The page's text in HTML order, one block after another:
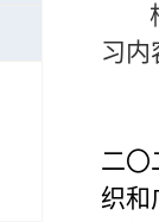
习内
二〇
织和